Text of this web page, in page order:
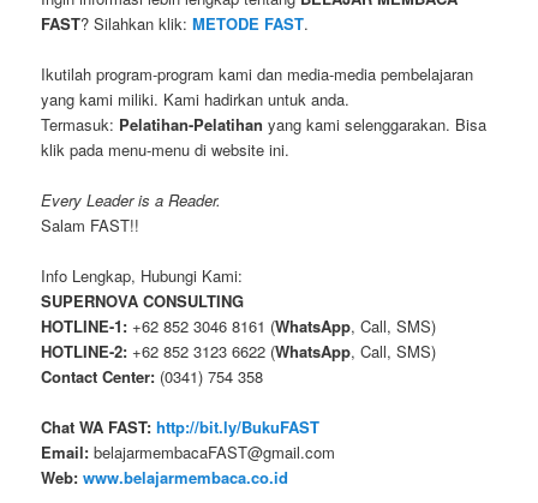
FAST? Silahkan klik:METODE FAST.
Ikutilah program-program kami dan media-media pembelajaran
yang kami miliki. Kami hadirkan untuk anda.
Termasuk: Pelatihan-Pelatihan yang kami selenggarakan. Bisa
klik pada menu-menu di website ini.
Every Leader is a Reader.
Salam FAST!!
Info Lengkap, Hubungi Kami:
SUPERNOVA CONSULTING
HOTLINE-1: +62 852 3046 8161 (WhatsApp, Call, SMS)
HOTLINE-2: +62 852 3123 6622 (WhatsApp, Call, SMS)
Contact Center: (0341) 754 358
Chat WA FAST: http://bit.ly/BukuFAST
Email: belajarmembacaFAST@gmail.com
Web: www.belajarmembaca.co.id